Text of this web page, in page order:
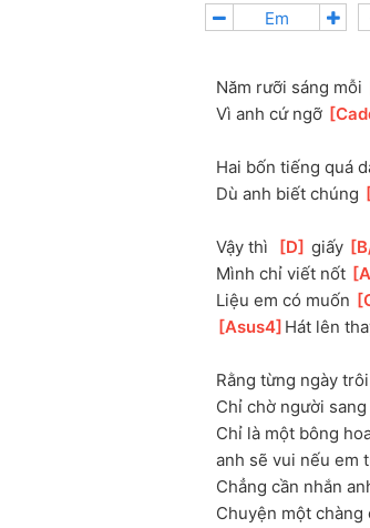
Năm rưỡi sáng mỗi
Vì anh cứ ngỡ
Hai bốn tiếng quá
Dù anh biết chúng
Vậy thì D ] giấy
Mình chỉ viết nốt
A
Liệu em có muốn
Asus4 ]Hát lên
Rằng từng ngày trôi
Chỉ chờ người sang
Chỉ là một bông
anh sẽ vui nếu em
Chẳng cần nhắn
Chuyện một chàng